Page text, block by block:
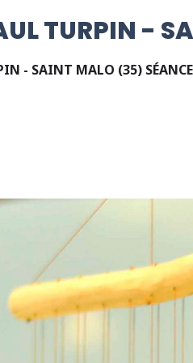
TURPIN -
- SAINT MALO (35)